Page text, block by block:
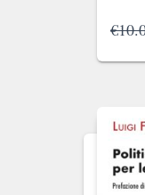
€